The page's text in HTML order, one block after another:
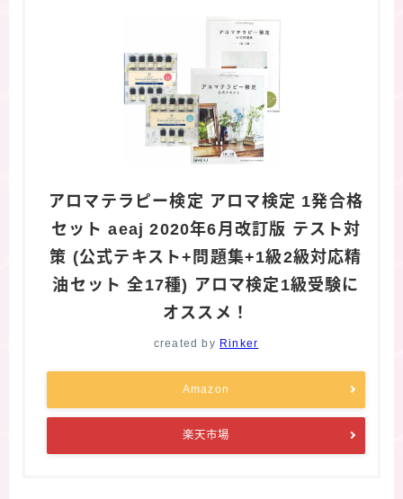
アロマテラピー検定 アロマ検定 1発合格
セット aeaj 2020年6月改訂版 テスト対
策 (公式テキスト+問題集+1級2級対応精
油セット 全17種) アロマ検定1級受験に
オススメ！
created by Rinker
Amazon
楽天市場